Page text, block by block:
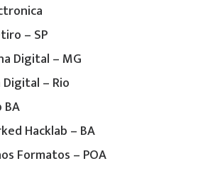
– SP
Digital – MG
Digital – Rio
BA
Hacklab – BA
Formatos – POA